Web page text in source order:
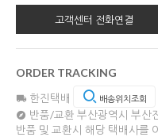
고객센터 전화연결
ORDER TRACKING
한진택배 배송위치조회
반품/교환 부산광역시 부산
반품 및 교환시 해당 택배사를